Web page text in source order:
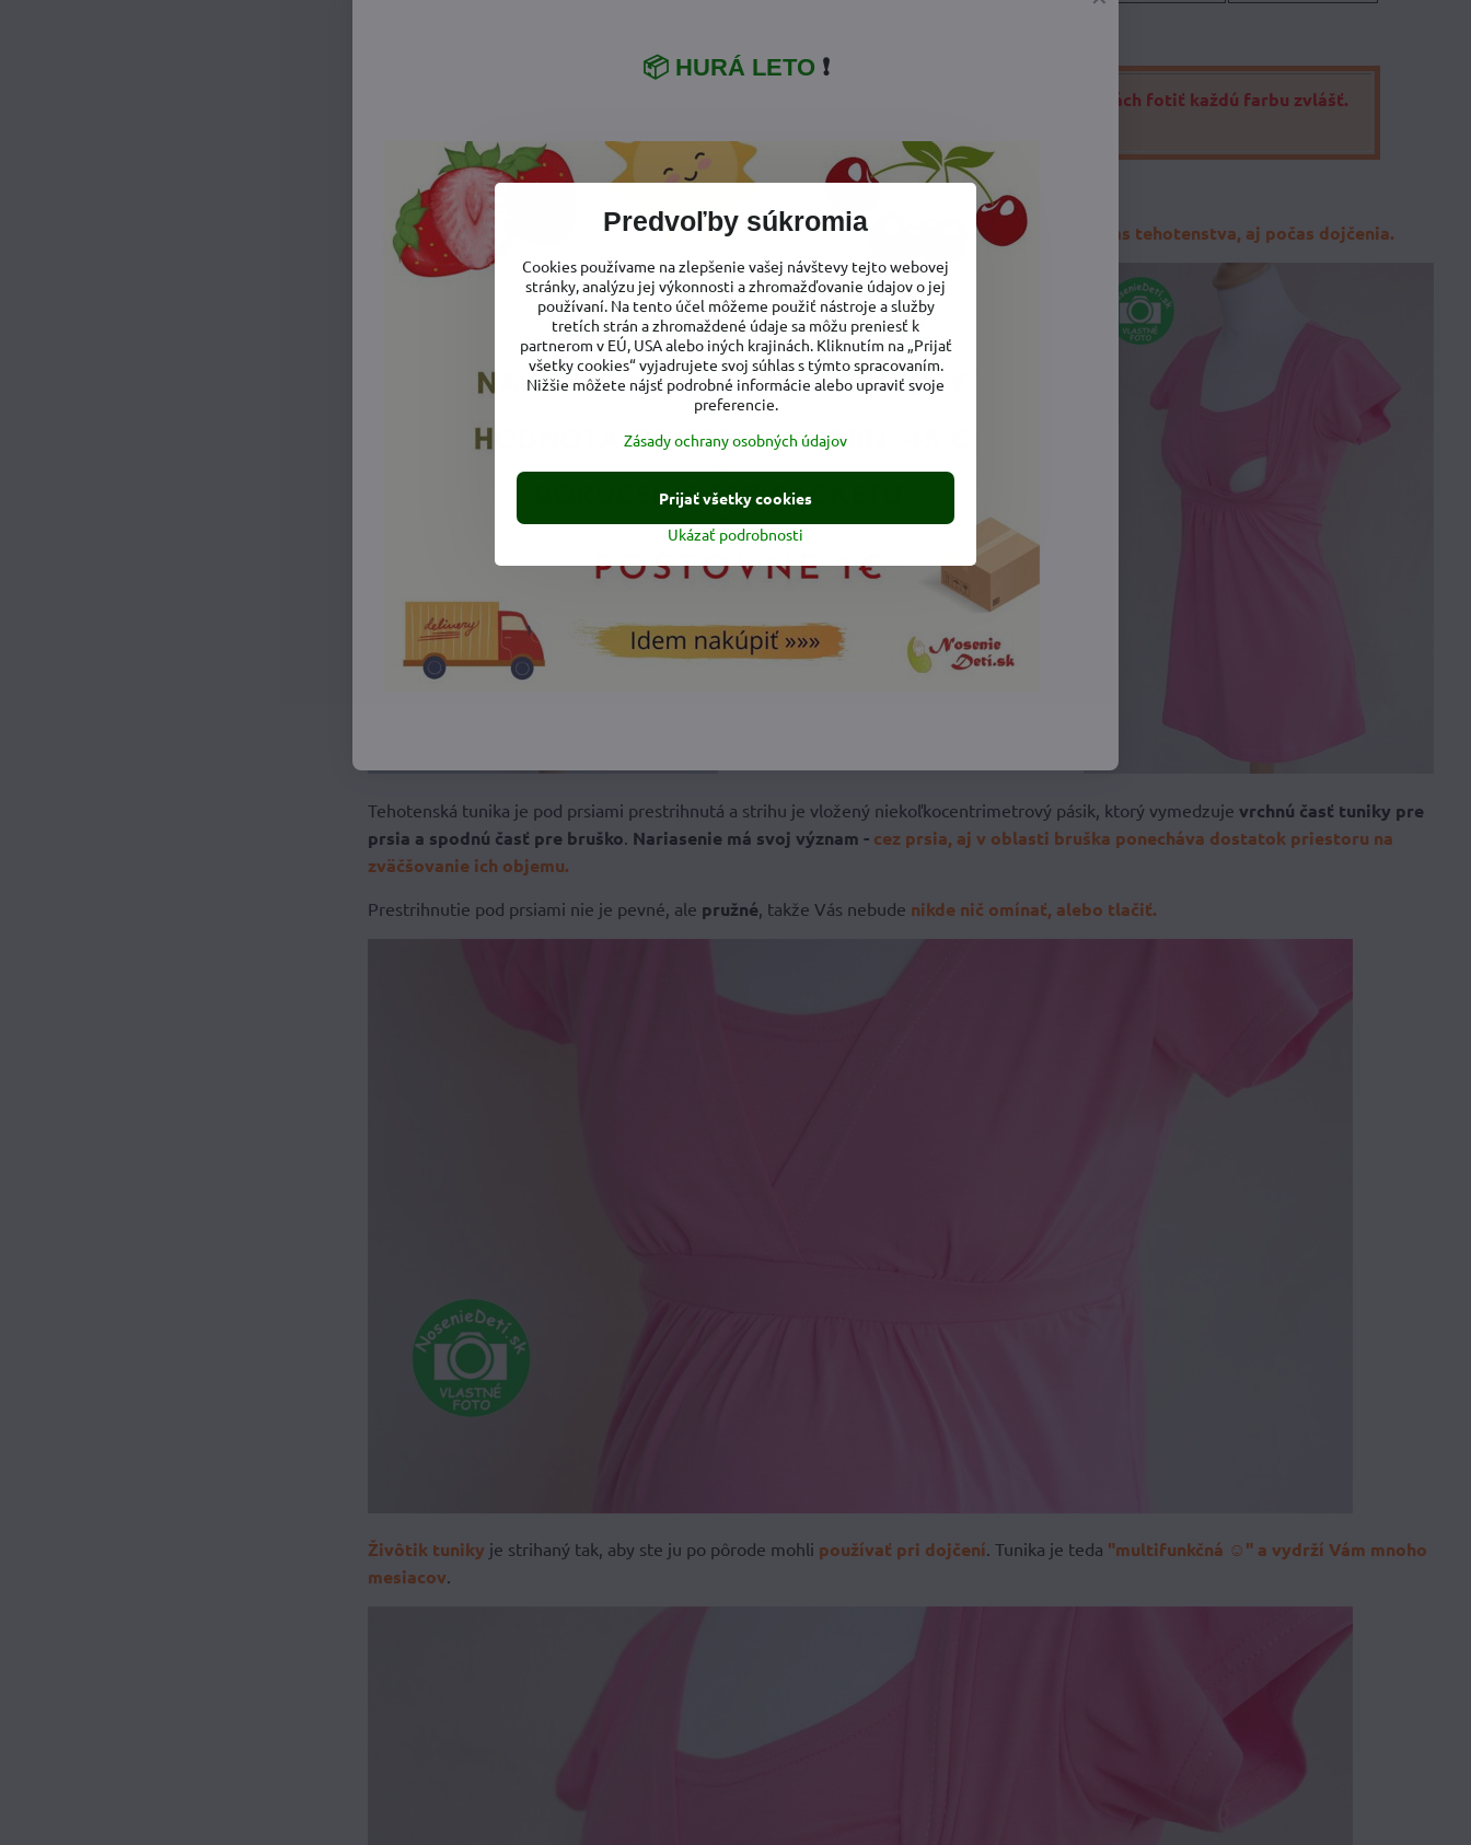
Na fotkách v popise je vyfotená tunika v svetloružovej farbe. Nie je v našich silách fotiť každú farbu zvlášť.
Táto tehotenská tunika je parádny kúsok oblečenia, ktorý využijete mnoho mesiacov, počas tehotenstva, aj počas dojčenia.
Tehotenská tunika je pod prsiami prestrihnutá a strihu je vložený niekoľkocentrimetrový pásik, ktorý vymedzujevrchnú časť tuniky pre
prsia a spodnú časť pre bruško. Nariasenie má svoj význam - cez prsia, aj v oblasti bruška ponecháva dostatok priestoru na
zväčšovanie ich objemu.
Prestrihnutie pod prsiami nie je pevné, ale pružné, takže Vás nebude nikde nič omínať, alebo tlačiť.
Živôtik tuniky je strihaný tak, aby ste ju po pôrode mohli používať pri dojčení. Tunika je teda "multifunkčná ☺" a vydrží Vám mnoho
mesiacov.
Predvoľby súkromia
Cookies používame na zlepšenie vašej návštevy tejto webovej
stránky, analýzu jej výkonnosti a zhromažďovanie údajov o jej
používaní. Na tento účel môžeme použiť nástroje a služby
tretích strán a zhromaždené údaje sa môžu preniesť k
partnerom v EÚ, USA alebo iných krajinách. Kliknutím na „Prijať
všetky cookies“ vyjadrujete svoj súhlas s týmto spracovaním.
Nižšie môžete nájsť podrobné informácie alebo upraviť svoje
preferencie.
Zásady ochrany osobných údajov
Ukázať podrobnosti
Prijať všetky cookies
📦 HURÁ LETO ❗